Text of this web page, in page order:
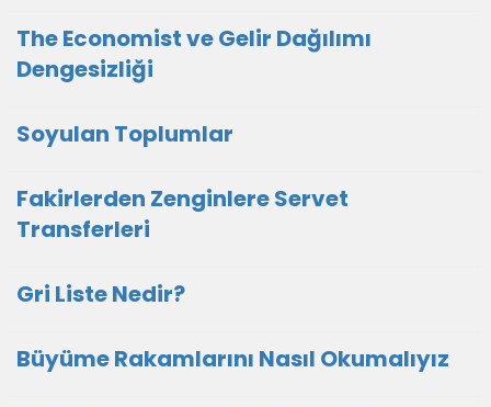
The Economist ve Gelir Dağılımı
Dengesizliği
Soyulan Toplumlar
Fakirlerden Zenginlere Servet
Transferleri
Gri Liste Nedir?
Büyüme Rakamlarını Nasıl Okumalıyız